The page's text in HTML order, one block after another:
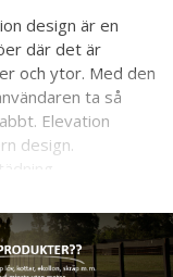
design är en
där det är
och ytor. Med den
ta så
Elevation
design.
användning
för att motverka